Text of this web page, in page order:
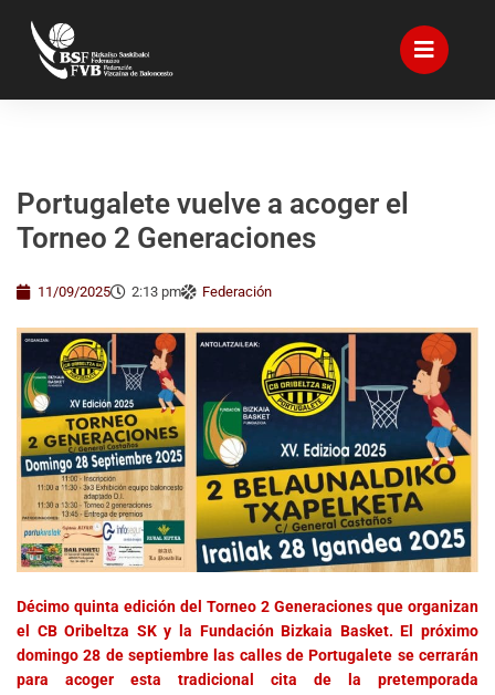
Portugalete vuelve a acoger el
Torneo 2 Generaciones
11/09/2025 2:13 pm Federación
Décimo quinta edición del Torneo 2 Generaciones que organizan
el CB Oribeltza SK y la Fundación Bizkaia Basket. El próximo
domingo 28 de septiembre las calles de Portugalete se cerrarán
para acoger esta tradicional cita de la pretemporada